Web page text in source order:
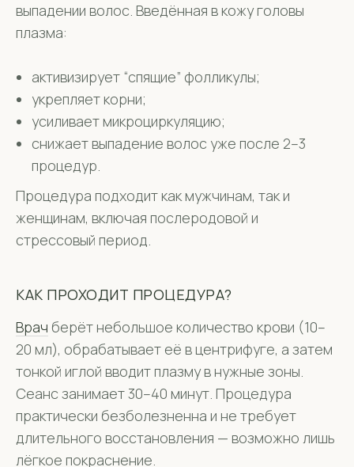
выпадении волос. Введённая в кожу головы
плазма:
активизирует “спящие” фолликулы;
укрепляет корни;
усиливает микроциркуляцию;
снижает выпадение волос уже после 2–3
процедур.
Процедура подходит как мужчинам, так и
женщинам, включая послеродовой и
стрессовый период.
КАК ПРОХОДИТ ПРОЦЕДУРА?
Врач берёт небольшое количество крови (10–
20 мл), обрабатывает её в центрифуге, а затем
тонкой иглой вводит плазму в нужные зоны.
Сеанс занимает 30–40 минут. Процедура
практически безболезненна и не требует
длительного восстановления — возможно лишь
лёгкое покраснение.